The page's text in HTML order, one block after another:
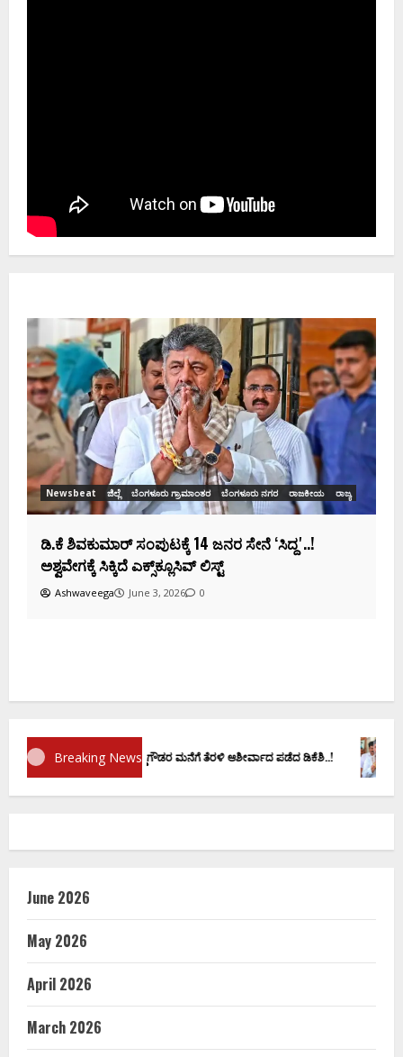
Newsbeat ಜಿಲ್ಲೆ ರಾಜಕೀಯ ರಾಜ್ಯ
ಡಿಕೆಶಿ ಜತೆ 14 ಮಂದಿ ಪ್ರಮಾಣವಚನ ಸಾಧ್ಯತೆ.. ಇಲ್ಲಿದೆ
ಸಂಭಾವ್ಯ ಸಚಿವರ ಫೈನಲ್ ಲಿಸ್ಟ್‌!
Ashwaveega June 3, 2026 0
Breaking News
ವಚನಕ್ಕೂ ಮುನ್ನ ದೊಡ್ಡಗೌಡರ ಮನೆಗೆ ತೆರಳಿ ಆಶೀರ್ವಾದ ಪಡೆದ ಡಿಕೆಶಿ..! ಡಿ.ಕೆ
June 2026
May 2026
April 2026
March 2026